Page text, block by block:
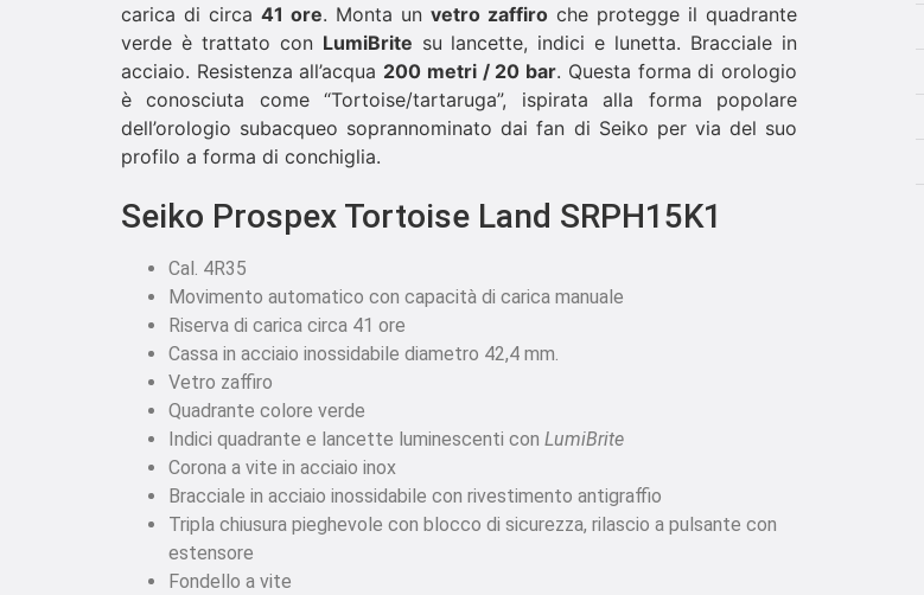
carica di circa 41 ore. Monta un vetro zaffiro che protegge il quadrante
verde è trattato con LumiBrite su lancette, indici e lunetta. Bracciale in
acciaio. Resistenza all’acqua 200 metri / 20 bar. Questa forma di orologio
è conosciuta come “Tortoise/tartaruga”, ispirata alla forma popolare
dell’orologio subacqueo soprannominato dai fan di Seiko per via del suo
profilo a forma di conchiglia.
Seiko Prospex Tortoise Land SRPH15K1
Cal. 4R35
Movimento automatico con capacità di carica manuale
Riserva di carica circa 41 ore
Cassa in acciaio inossidabile diametro 42,4 mm.
Vetro zaffiro
Quadrante colore verde
Indici quadrante e lancette luminescenti con LumiBrite
Corona a vite in acciaio inox
Bracciale in acciaio inossidabile con rivestimento antigraffio
Tripla chiusura pieghevole con blocco di sicurezza, rilascio a pulsante con
estensore
Fondello a vite